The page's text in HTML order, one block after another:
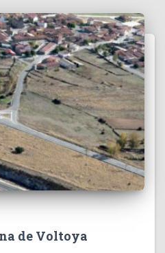
de Voltoya